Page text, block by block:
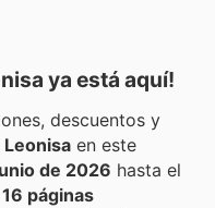
ya está aquí!
descuentos y
Leonisa en este
de 2026 hasta el
16 páginas